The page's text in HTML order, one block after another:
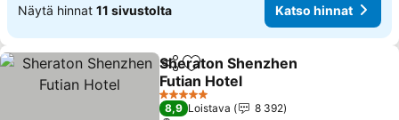
Näytä hinnat 11 sivustolta Katso hinnat
Jaa Lisää suosikkeihin
Sheraton Shenzhen
Futian Hotel
5 Tähtiluokitus
8,9 Loistava
8 392